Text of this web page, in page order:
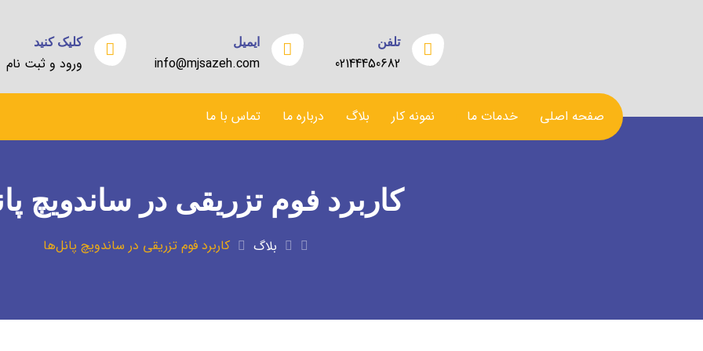
تلفن
02144450682
ایمیل
info@mjsazeh.com
کلیک کنید
ورود و ثبت نام
صفحه اصلی خدمات ما نمونه کار بلاگ درباره ما تماس با ما
کاربرد فوم تزریقی در ساندویچ
بلاگ کاربرد فوم تزریقی در ساندویچ پانل‌ها